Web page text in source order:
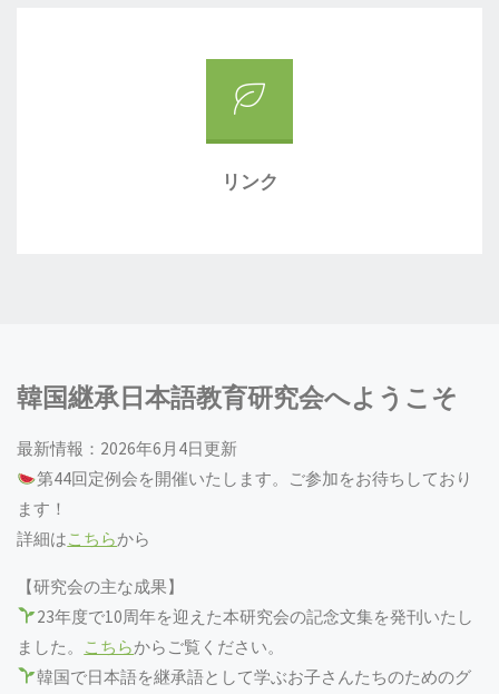
リンク
韓国継承日本語教育研究会へようこそ
最新情報：2026年6月4日更新
第44回定例会を開催いたします。ご参加をお待ちしており
ます！
詳細はこちらから
【研究会の主な成果】
23年度で10周年を迎えた本研究会の記念文集を発刊いたし
ました。 こちらからご覧ください。
韓国で日本語を継承語として学ぶお子さんたちのためのグ